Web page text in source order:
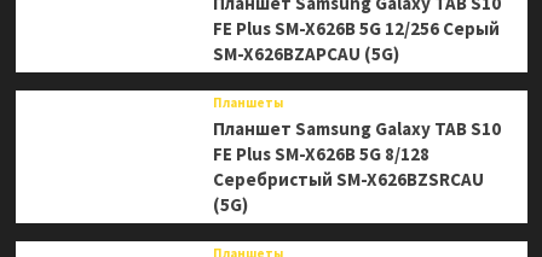
FE Plus SM-X626B 5G 12/256 Серый
SM-X626BZAPCAU (5G)
Планшеты
Планшет Samsung Galaxy TAB S10
FE Plus SM-X626B 5G 8/128
Серебристый SM-X626BZSRCAU
(5G)
Планшеты